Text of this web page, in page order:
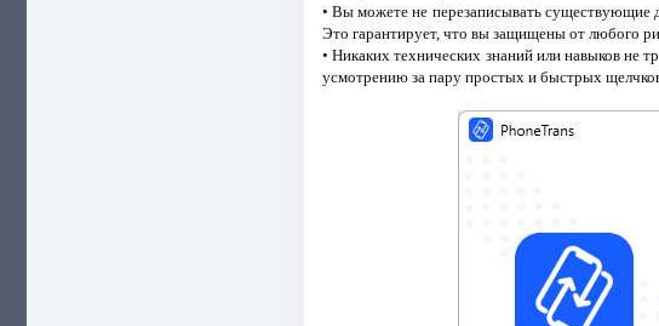
• Вы можете не перезаписывать существующие
Это гарантирует, что вы защищены от любого
• Никаких технических знаний или навыков не
усмотрению за пару простых и быстрых